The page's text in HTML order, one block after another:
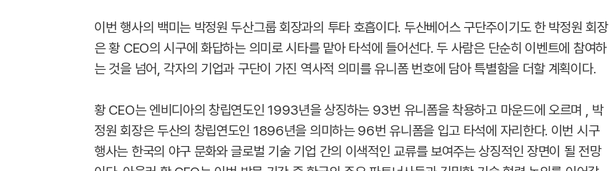
이번 행사의 백미는 박정원 두산그룹 회장과의 투타 호흡이다. 두산베어스 구단주이기도 한 박정원 회장
은 황 CEO의 시구에 화답하는 의미로 시타를 맡아 타석에 들어선다. 두 사람은 단순히 이벤트에 참여하
는 것을 넘어, 각자의 기업과 구단이 가진 역사적 의미를 유니폼 번호에 담아 특별함을 더할 계획이다.
황 CEO는 엔비디아의 창립연도인 1993년을 상징하는 93번 유니폼을 착용하고 마운드에 오르며 , 박
정원 회장은 두산의 창립연도인 1896년을 의미하는 96번 유니폼을 입고 타석에 자리한다. 이번 시구
행사는 한국의 야구 문화와 글로벌 기술 기업 간의 이색적인 교류를 보여주는 상징적인 장면이 될 전망